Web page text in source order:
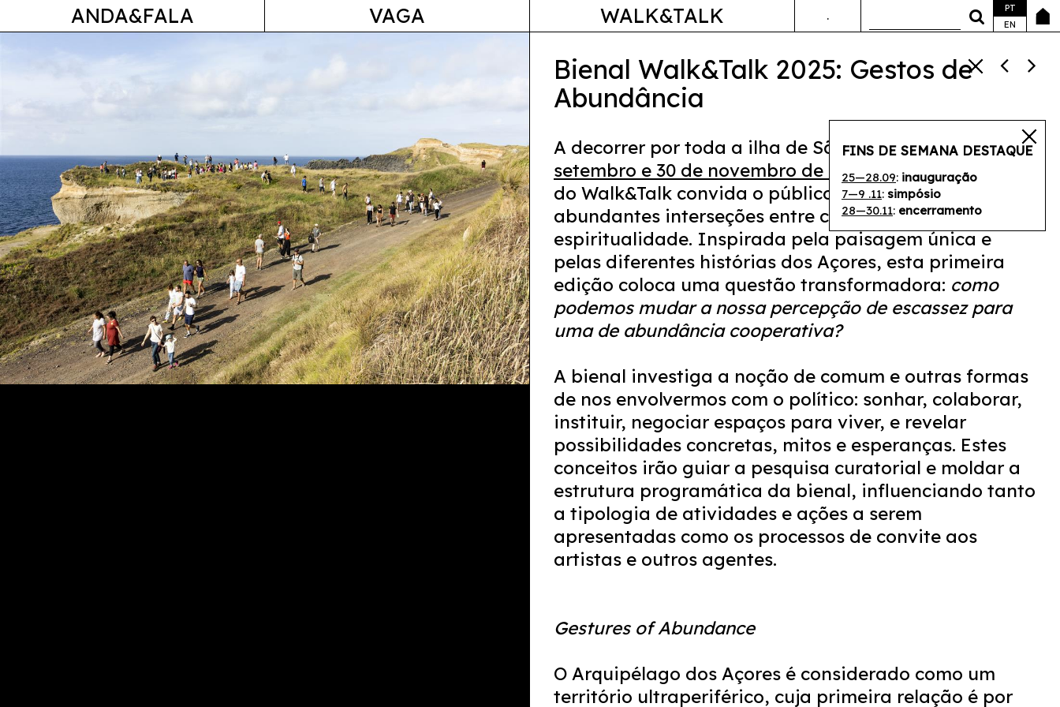
ANDA&FALA
ANDA&FALA VAGA WALK&TALK .
PT
EN
Bienal Walk&Talk 2025: Gestos de
Abundância
A decorrer por toda a ilha de São Miguel entre25 de
setembro e 30 de novembro de 2025, esta nova edição
do Walk&Talk convida o público a explorar as
abundantes interseções entre cultura, ecologia e
espiritualidade. Inspirada pela paisagem única e
pelas diferentes histórias dos Açores, esta primeira
edição coloca uma questão transformadora: como
podemos mudar a nossa percepção de escassez para
uma de abundância cooperativa?
A bienal investiga a noção de comum e outras formas
de nos envolvermos com o político: sonhar, colaborar,
instituir, negociar espaços para viver, e revelar
possibilidades concretas, mitos e esperanças. Estes
conceitos irão guiar a pesquisa curatorial e moldar a
estrutura programática da bienal, influenciando tanto
a tipologia de atividades e ações a serem
apresentadas como os processos de convite aos
artistas e outros agentes.
Gestures of Abundance
O Arquipélago dos Açores é considerado como um
território ultraperiférico, cuja primeira relação é por
FINS DE SEMANA DESTAQUE
25—28.09: inauguração
7—9 .11: simpósio
28—30.11: encerramento